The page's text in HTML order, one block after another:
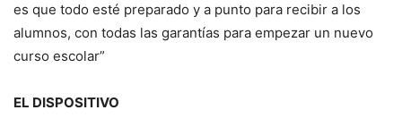
es que todo esté preparado y a punto para recibir a los
alumnos, con todas las garantías para empezar un nuevo
curso escolar”
EL DISPOSITIVO